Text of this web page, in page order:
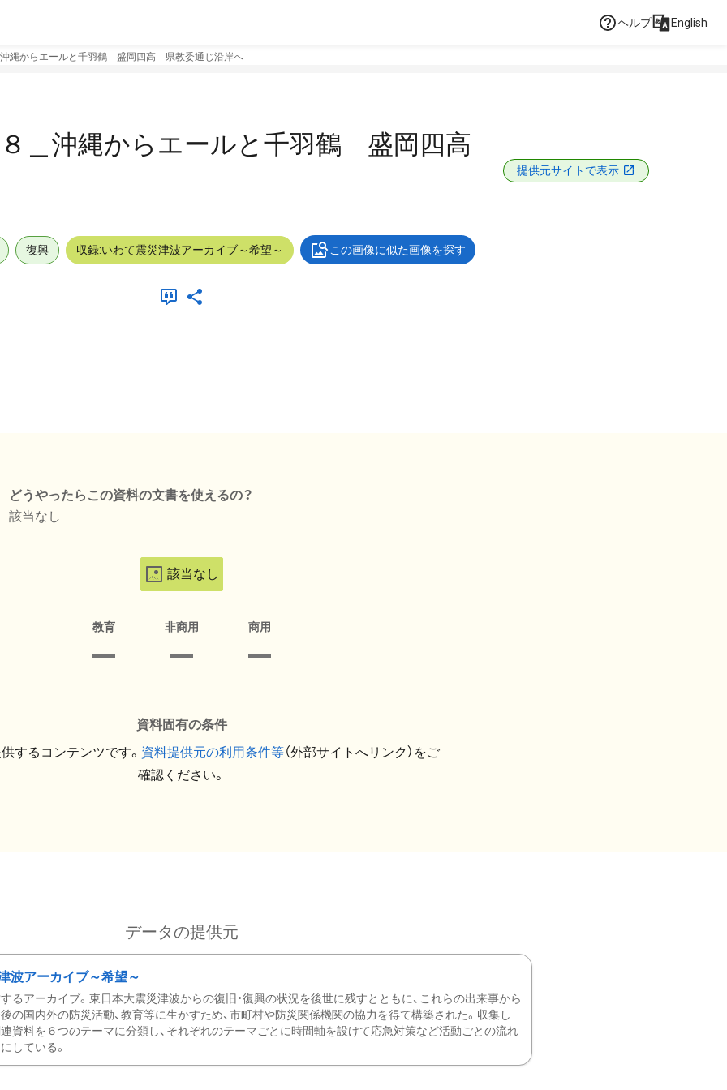
ヘルプ English
沖縄からエールと千羽鶴 盛岡四高 県教委通じ沿岸へ
８＿沖縄からエールと千羽鶴 盛岡四高
提供元サイトで表示
復興 収録:いわて震災津波アーカイブ～希望～ この画像に似た画像を探す
どうやったらこの資料の文書を使えるの？
該当なし
該当なし
教育 非商用 商用
資料固有の条件
するコンテンツです。 資料提供元の利用条件等（外部サイトへリンク）をご
確認ください。
データの提供元
波アーカイブ～希望～
るアーカイブ。東日本大震災津波からの復旧・復興の状況を後世に残すとともに、これらの出来事から
の国内外の防災活動、教育等に生かすため、市町村や防災関係機関の協力を得て構築された。収集し
資料を６つのテーマに分類し、それぞれのテーマごとに時間軸を設けて応急対策など活動ごとの流れ
している。